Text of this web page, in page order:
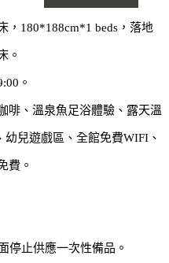
，180*188cm*1 beds，落地
。
。
啡、溫泉魚足浴體驗、露天溫
幼兒遊戲區、全館免費WIFI、
費。
停止供應一次性備品。